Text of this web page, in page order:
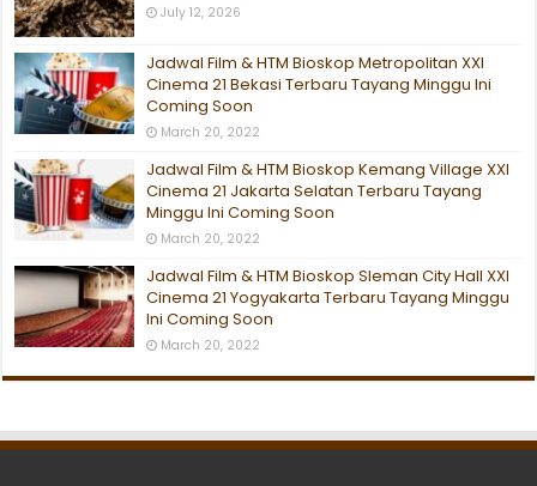
July 12, 2026
Jadwal Film & HTM Bioskop Metropolitan XXI
Cinema 21 Bekasi Terbaru Tayang Minggu Ini
Coming Soon
March 20, 2022
Jadwal Film & HTM Bioskop Kemang Village XXI
Cinema 21 Jakarta Selatan Terbaru Tayang
Minggu Ini Coming Soon
March 20, 2022
Jadwal Film & HTM Bioskop Sleman City Hall XXI
Cinema 21 Yogyakarta Terbaru Tayang Minggu
Ini Coming Soon
March 20, 2022